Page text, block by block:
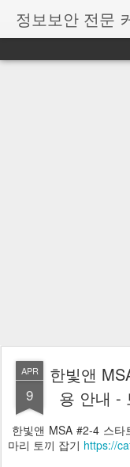
정보보안 전문
APR
9
한빛앤
용 안내 -
한빛앤 MSA #2-4 스
마리 토끼 잡기 https://